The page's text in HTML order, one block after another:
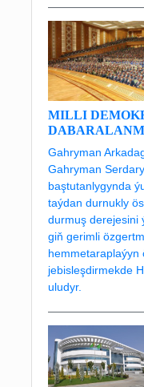
MILLI
Gahryman
Gahryman
baştutanlygynda
taýdan durnukly
durmuş derejesini
giň gerimli
hemmetaraplaýyn
jebisleşdirmekde
uludyr.